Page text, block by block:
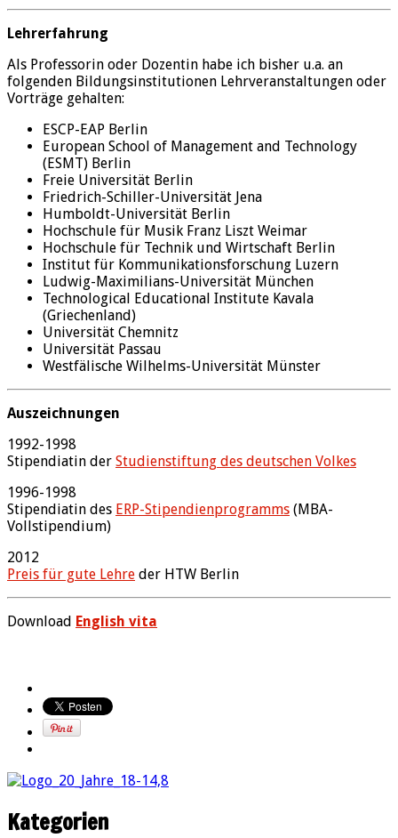
Lehrerfahrung
Als Professorin oder Dozentin habe ich bisher u.a. an
folgenden Bildungsinstitutionen Lehrveranstaltungen oder
Vorträge gehalten:
ESCP-EAP Berlin
European School of Management and Technology
(ESMT) Berlin
Freie Universität Berlin
Friedrich-Schiller-Universität Jena
Humboldt-Universität Berlin
Hochschule für Musik Franz Liszt Weimar
Hochschule für Technik und Wirtschaft Berlin
Institut für Kommunikationsforschung Luzern
Ludwig-Maximilians-Universität München
Technological Educational Institute Kavala
(Griechenland)
Universität Chemnitz
Universität Passau
Westfälische Wilhelms-Universität Münster
Auszeichnungen
1992-1998
Stipendiatin der Studienstiftung des deutschen Volkes
1996-1998
Stipendiatin des ERP-Stipendienprogramms (MBA-
Vollstipendium)
2012
Preis für gute Lehre der HTW Berlin
Download English vita
Kategorien